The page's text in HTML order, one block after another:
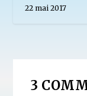
22 mai 2017
3